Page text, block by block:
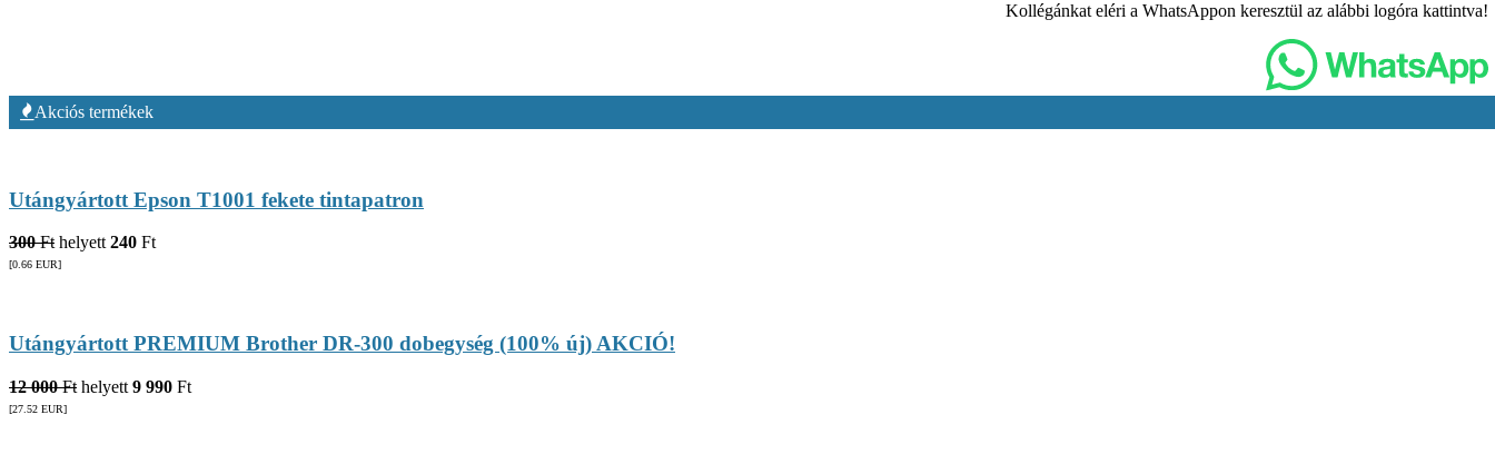
Kollégánkat eléri a WhatsAppon keresztül az alábbi logóra kattintva!
Akciós termékek
Utángyártott Epson T1001 fekete tintapatron
300 Ft helyett 240 Ft
[0.66 EUR]
Utángyártott PREMIUM Brother DR-300 dobegység (100% új) AKCIÓ!
12 000 Ft helyett 9 990 Ft
[27.52 EUR]